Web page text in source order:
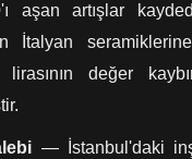
aşan artışlar
İtalyan
değer
— İstanbul'daki